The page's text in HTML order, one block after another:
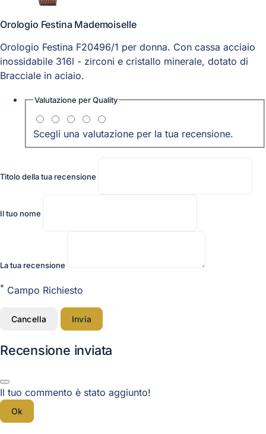
Orologio Festina Mademoiselle
Orologio Festina F20496/1 per donna. Con cassa acciaio
inossidabile 316l - zirconi e cristallo minerale, dotato di
Bracciale in aciaio.
Valutazione perQuality
Scegli una valutazione per la tua recensione.
Titolo della tua recensione
Il tuo nome
La tua recensione
* Campo Richiesto
Cancella Invia
Recensione inviata
Il tuo commento è stato aggiunto!
Ok